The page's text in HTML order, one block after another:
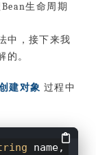
生命周期
中，接下来我
。
建对象 过程中
name,